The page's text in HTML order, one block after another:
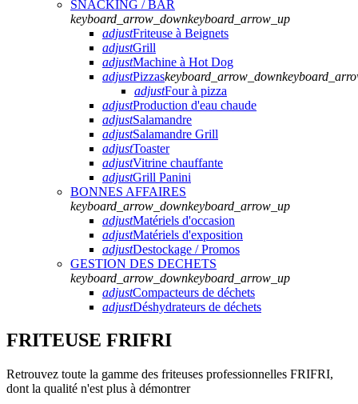
SNACKING / BAR
keyboard_arrow_downkeyboard_arrow_up
adjustFriteuse à Beignets
adjustGrill
adjustMachine à Hot Dog
adjustPizzaskeyboard_arrow_down
adjustFour à pizza
adjustProduction d'eau chaude
adjustSalamandre
adjustSalamandre Grill
adjustToaster
adjustVitrine chauffante
adjustGrill Panini
BONNES AFFAIRES
keyboard_arrow_downkeyboard_arrow_up
adjustMatériels d'occasion
adjustMatériels d'exposition
adjustDestockage / Promos
GESTION DES DECHETS
keyboard_arrow_downkeyboard_arrow_up
adjustCompacteurs de déchets
adjustDéshydrateurs de déchets
FRITEUSE FRIFRI
Retrouvez toute la gamme des friteuses professionnelles FRIFRI,
dont la qualité n'est plus à démontrer